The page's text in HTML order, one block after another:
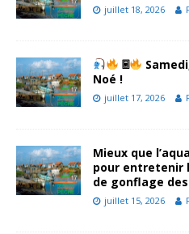
juillet 18, 2026
🃣
Noé !
juillet 17, 2026
Mieux que
pour entretenir
de gonflage
juillet 15, 2026